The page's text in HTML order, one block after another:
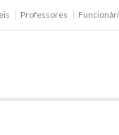
Professores